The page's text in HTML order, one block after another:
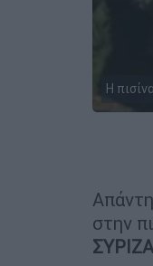
Η
στην
ΣΥΡΙΖΑ